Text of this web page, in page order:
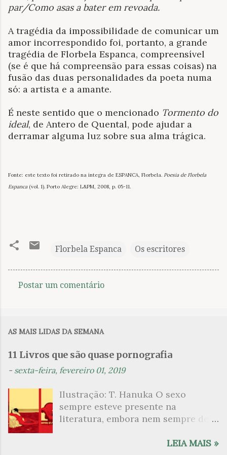
par/Como asas a bater em revoada.
A tragédia da impossibilidade de comunicar um
amor incorrespondido foi, portanto, a grande
tragédia de Florbela Espanca, compreensível
(se é que há compreensão para essas coisas) na
fusão das duas personalidades da poeta numa
só: a artista e a amante.
É neste sentido que o mencionado Tormento do
ideal, de Antero de Quental, pode ajudar a
derramar alguma luz sobre sua alma trágica.
Fonte: este texto foi retirado na íntegra de ESPANCA, Florbela. Poesia de Florbela
Espanca (vol. 1). Porto Alegre: L&PM, 2008, p. 05-11.
Florbela Espanca Os escritores
n
t
i
o
Postar um comentário
AS MAIS LIDAS DA SEMANA
11 Livros que são quase pornografia
- sexta-feira, fevereiro 01, 2019
Ilustração: T. Hanuka O sexo
sempre esteve presente na
literatura, embora nem sempre de
que mergulharam em sua própria
LEIA MAIS »